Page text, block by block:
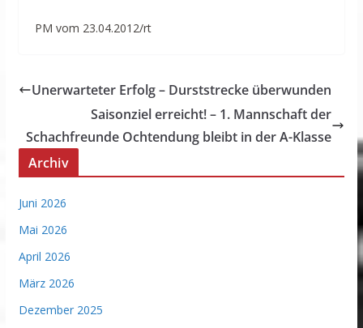
PM vom 23.04.2012/rt
Unerwarteter Erfolg – Durststrecke überwunden
Saisonziel erreicht! – 1. Mannschaft der
Schachfreunde Ochtendung bleibt in der A-Klasse
Archiv
Juni 2026
Mai 2026
April 2026
März 2026
Dezember 2025